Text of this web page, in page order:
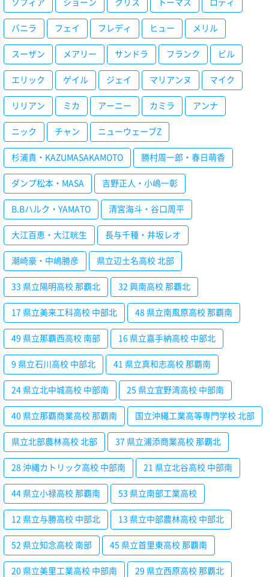
ソフィア ショーン クリス トーマス ロディ
バニラ フェイ フレディ ヒュー メリル
スーザン メアリー サンドラ フランク ビル
エリック ゲイル ジェイ マリアンヌ マイク
リリアン ミカ アーニー カミラ アンナ
ニック チャン ニューウェーブZ
杉浦貴・KAZUMASAKAMOTO 勝村周一郎・春日萌香
ダンプ松本・MASA 吉野正人・小嶋一彰
B.Bハルク・YAMATO 清宮海斗・谷口周平
大江百恵・大江晄生 長与千種・井坂レオ
潮崎豪・中嶋勝彦 県立辺土名高校 北部
33 県立陽明高校 那覇北 32 興南高校 那覇北
17 県立美来工科高校 中部北 48 県立南風原高校 那覇南
49 県立那覇西高校 南部 16 県立嘉手納高校 中部北
9 県立石川高校 中部北 41 県立真和志高校 那覇南
24 県立北中城高校 中部南 25 県立宜野湾高校 中部南
40 県立那覇商業高校 那覇南 国立沖縄工業高等専門学校 北部
県立北部農林高校 北部 37 県立浦添商業高校 那覇北
28 沖縄カトリック高校 中部南 21 県立北谷高校 中部南
44 県立小禄高校 那覇南 53 県立南部工業高校
12 県立与勝高校 中部北 13 県立中部農林高校 中部北
52 県立知念高校 南部 45 県立首里東高校 那覇南
20 県立美里工業高校 中部南 29 県立西原高校 那覇北